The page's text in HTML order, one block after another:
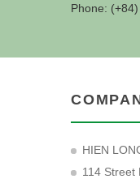
Phone:
HIEN
114 Street